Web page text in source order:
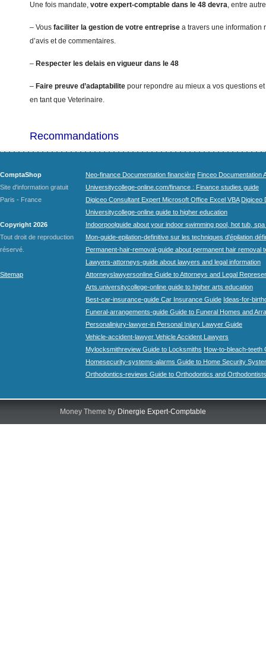
Une fois mandate, votre expert-comptable dans le 48 devra, entre
– Vous faciliter la gestion de votre entreprise a travers une information
d’avis et de commentaires.
– Respecter les delais en vigueur dans le 48
– Faire preuve d’adaptabilite pour repondre au mieux a vos questions
en tant que Veterinaire.
Recommandations
ComptaShop
Site d'information gratuit
Paris - France
Copyright 2026
Tout droit de reproduction
réservé.
Sitemap
Neo-finance Documentation financière Finceo Documentation
Universitycollege-online.com/finance : Finance studies guide
Digiceo Consultant Expert Microsoft Office Excel VBA Digiceo
Universitycollege-online guide to higher education
Indoorpoolguide about your indoor swimming pool, hot tub,
Mon-guide-epilation-definitive sur les techniques d'épilation
Permanent-hair-removal-guide about permanent hair removal
Lawyers-attorneys-guide about lawyers and legal information
Attorneyslawyersonline Guide to Attorneys and Legal
Arts.universitycollege-online guide to higher arts education
Best-car-insurance-guide Car Insurance Guide Ideas-for-
Funeral-arrangements-guide Guide to Funeral Homes and
Personalinjury-lawyer-in Personal Injury Lawyer Guide
Vehicle-accident-lawyer Vehicle Accident Lawyers
Mylocksmithreview Guide to Locksmiths How-to-bleach-teeth
Homesecurity-systems-alarms Guide to Home Security
Orthodontics-reviews Guide to Orthodontics and Orthodontists
Money Theme by Dinergie Expert-Comptable